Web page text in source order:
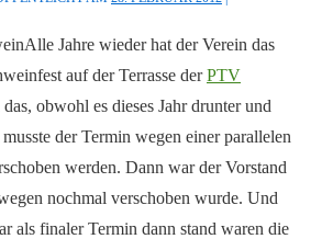
Alle Jahre wieder hat der Verein das
auf der Terrasse derPTV
obwohl es dieses Jahr drunter und
der Termin wegen einer parallelen
werden. Dann war der Vorstand
nochmal verschoben wurde. Und
als finaler Termin dann stand waren die